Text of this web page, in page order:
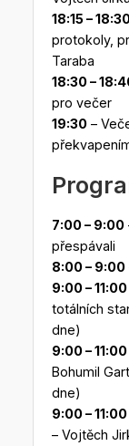
18:15 –
protokoly,
Taraba
18:30 –
pro večer
19:30–
7:00 – 9:00
přespávali
8:00 – 9:00
9:00 – 11:00
totálních
dne)
9:00 – 11:00
Bohumil
dne)
9:00 – 11:00
– Vojtěch